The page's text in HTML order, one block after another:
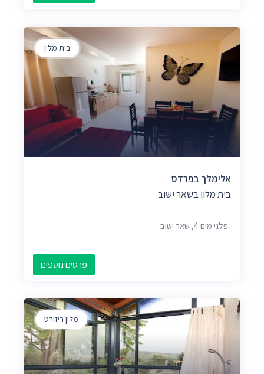
בית מלון
אלימלך בפרדס
בית מלון בשאר ישוב
פלגי מים 4, שאר ישוב
פרטים נוספים
מלון ריזורט